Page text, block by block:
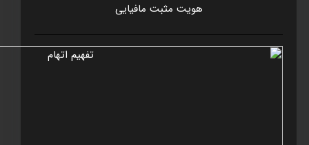
هويت مثبت مافيايی